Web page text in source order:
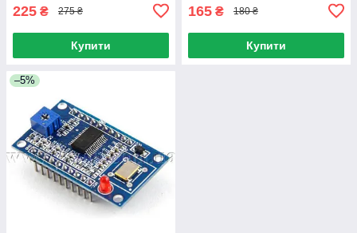
225 ₴ 275 ₴
Купити
165 ₴ 180 ₴
Купити
–5%